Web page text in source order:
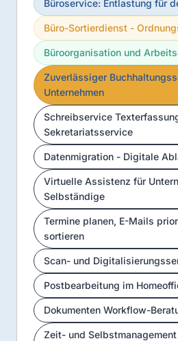
Büroservice: Entlastung für
Büro-Sortierdienst -
Büroorganisation und
Zuverlässiger
Unternehmen
Schreibservice
Sekretariatsservice
Datenmigration - Digitale
Virtuelle Assistenz für
Selbständige
Termine planen, E-Mails
sortieren
Scan- und
Postbearbeitung im
Dokumenten Workflow-
Zeit- und